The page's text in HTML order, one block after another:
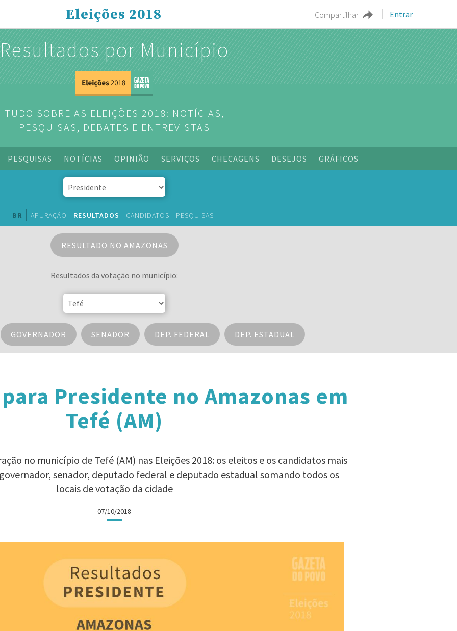
Compartilhar Entrar
Eleições 2018
Resultados por Município
TUDO SOBRE AS ELEIÇÕES 2018: NOTÍCIAS,
PESQUISAS, DEBATES E ENTREVISTAS
PESQUISAS NOTÍCIAS OPINIÃO SERVIÇOS CHECAGENS DESEJOS GRÁFICOS
BR APURAÇÃO RESULTADOS CANDIDATOS PESQUISAS
RESULTADO NO AMAZONAS
Resultados da votação no município:
GOVERNADOR SENADOR DEP. FEDERAL DEP. ESTADUAL
Presidente no Amazonas em
Tefé (AM)
no município de Tefé (AM) nas Eleições 2018: os eleitos e os candidatos mais
senador, deputado federal e deputado estadual somando todos os
locais de votação da cidade
07/10/2018